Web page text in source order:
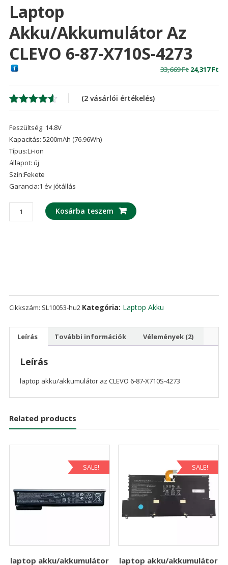
Laptop
Akku/akkumulátor Az
CLEVO 6-87-X710S-4273
33,669Ft Original
24,317Ft
Értékelés
ből,
2
értékelés
alapján
(2 vásárlói értékelés)
Feszültség: 14.8V
Kapacitás: 5200mAh (76.96Wh)
Típus:Li-ion
állapot: új
Szín:Fekete
Garancia:1 év jótállás
laptop
akku/akkumulátor
Kosárba teszem
Cikkszám: SL10053-hu2 Kategória: Laptop Akku
Leírás További információk Vélemények (2)
Leírás
laptop akku/akkumulátor az CLEVO 6-87-X710S-4273
Related products
SALE!
laptop akku/akkumulátor
SALE!
laptop akku/akkumulátor